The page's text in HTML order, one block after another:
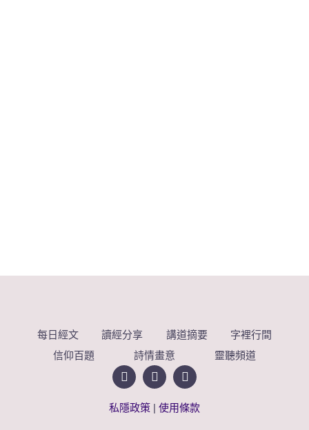
每日經文 讀經分享 講道摘要
字裡行間
信仰百題
詩情畫意 靈聽頻道
私隱政策 | 使用條款